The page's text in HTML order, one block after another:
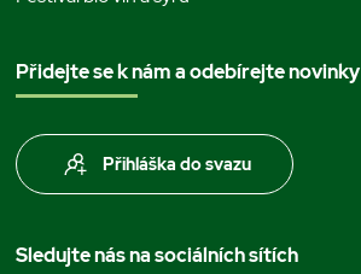
Přidejte se k nám a odebírejte novinky
Přihláška do svazu
Sledujte nás na sociálních sítích